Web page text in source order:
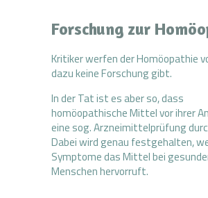
Forschung zur
Kritiker werfen der Homöopathie
dazu keine Forschung gibt.
In der Tat ist es aber so, dass
homöopathische Mittel vor ihrer
eine sog. Arzneimittelprüfung
Dabei wird genau festgehalten,
Symptome das Mittel bei
Menschen hervorruft.